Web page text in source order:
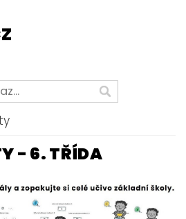
- 6. TŘÍDA